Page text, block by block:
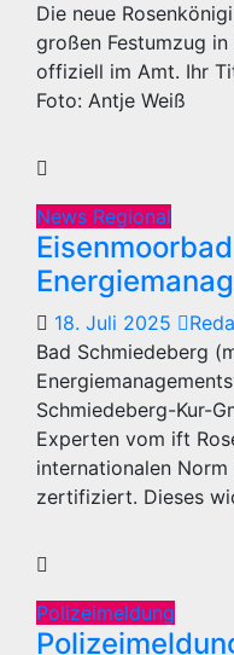
Die neue
großen Festumzug
offiziell im Amt. Ihr
Foto: Antje Weiß
News Regional
18. Juli 2025
Bad Schmiedeberg
Schmiedeberg-Kur-
Experten vom ift
internationalen Norm
zertifiziert. Dieses
Polizeimeldung